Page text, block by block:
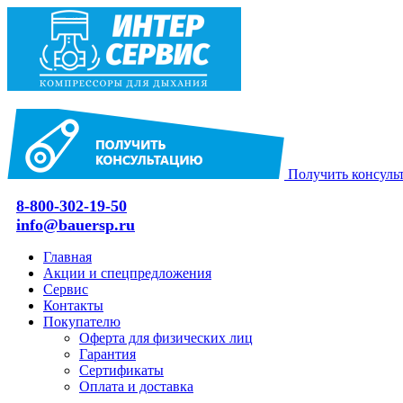
Получить
8-800-302-19-50
info@bauersp.ru
Главная
Акции и спецпредложения
Сервис
Контакты
Покупателю
Оферта для физических лиц
Гарантия
Сертификаты
Оплата и доставка